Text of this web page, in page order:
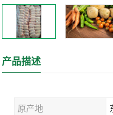
产品描述
原产地